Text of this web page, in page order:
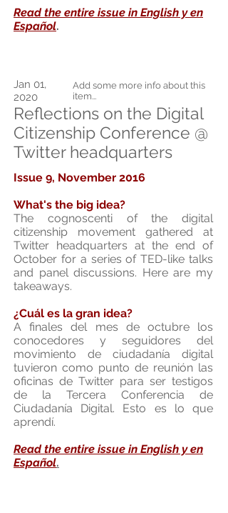
Read the entire issue in English y en
Español.
Jan 01,
2020
Add some more info about this
item...
Reflections on the Digital
Citizenship Conference @
Twitter headquarters
Issue 9, November 2016
What's the big idea?
The cognoscenti of the digital
citizenship movement gathered at
Twitter headquarters at the end of
October for a series of TED-like talks
and panel discussions. Here are my
takeaways.
¿Cuál es la gran idea?
A finales del mes de octubre los
conocedores y seguidores del
movimiento de ciudadanía digital
tuvieron como punto de reunión las
oficinas de Twitter para ser testigos
de la Tercera Conferencia de
Ciudadanía Digital. Esto es lo que
aprendí.
Read the entire issue in English y en
Español.